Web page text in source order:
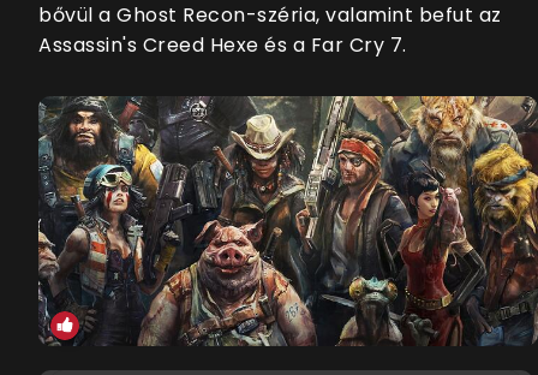
bővül a Ghost Recon-széria, valamint befut az
Assassin's Creed Hexe és a Far Cry 7.